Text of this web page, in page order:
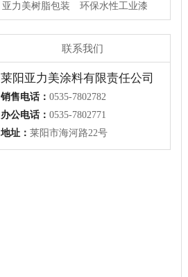
亚力美树脂包装
桶
环保水性工业漆
卷材涂料 水性车辆漆
联系我们
莱阳亚力美涂料有限责任公司
销售电话： 0535-7802782
办公电话： 0535-7802771
地址： 莱阳市海河路22号